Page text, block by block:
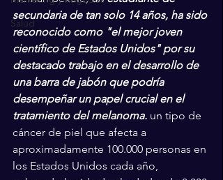
Salud
secundaria de tan solo 14 años, ha sido
reconocido como "el mejor joven
científico de Estados Unidos" por su
destacado trabajo en el desarrollo de
una barra de jabón que podría
desempeñar un papel crucial en el
tratamiento del melanoma. un tipo de
cáncer de piel que afecta a
aproximadamente 100.000 personas en
los Estados Unidos cada año,